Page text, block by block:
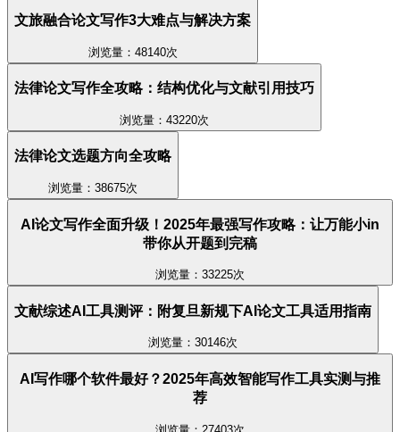
文旅融合论文写作3大难点与解决方案
浏览量：48140次
法律论文写作全攻略：结构优化与文献引用技巧
浏览量：43220次
法律论文选题方向全攻略
浏览量：38675次
AI论文写作全面升级！2025年最强写作攻略：让万能小in
带你从开题到完稿
浏览量：33225次
文献综述AI工具测评：附复旦新规下AI论文工具适用指南
浏览量：30146次
AI写作哪个软件最好？2025年高效智能写作工具实测与推
荐